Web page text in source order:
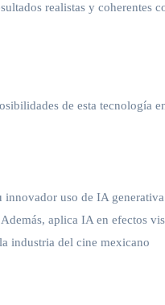
realistas y coherentes
de esta tecnología